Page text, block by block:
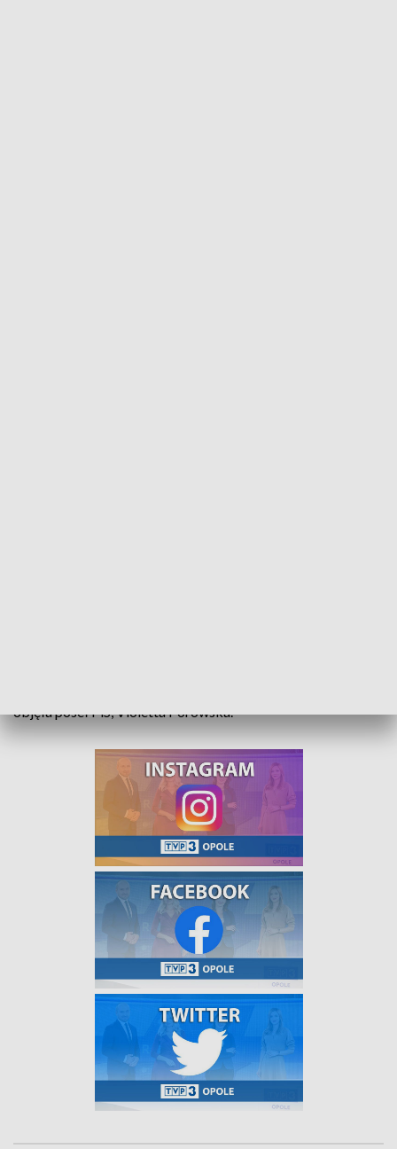
objęła poseł PiS, Violetta Porowska.